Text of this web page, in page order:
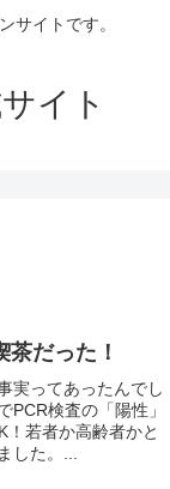
サイトです。
イト
だった！
実ってあったんでし
PCR検査の「陽性」
若者か高齢者かと
した。...